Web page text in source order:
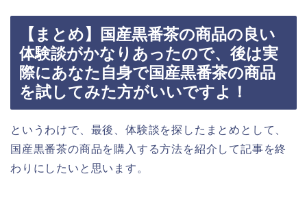
【まとめ】国産黒番茶の商品の良い
体験談がかなりあったので、後は実
際にあなた自身で国産黒番茶の商品
を試してみた方がいいですよ！
というわけで、最後、体験談を探したまとめとして、
国産黒番茶の商品を購入する方法を紹介して記事を終
わりにしたいと思います。